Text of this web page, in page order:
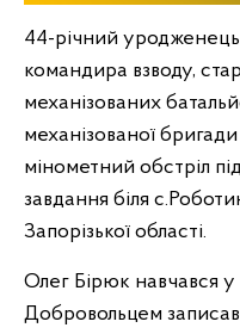
44-річний
командира взводу,
механізованих
механізованої
мінометний обстріл
завдання біля
Запорізької області.
Олег Бірюк навчався
Добровольцем